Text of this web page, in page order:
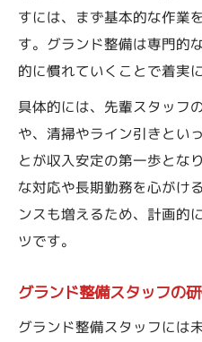
すには、まず基本的な作業
す。グランド整備は専門的
的に慣れていくことで着実
具体的には、先輩スタッフ
や、清掃やライン引きとい
とが収入安定の第一歩とな
な対応や長期勤務を心がけ
ンスも増えるため、計画的
ツです。
グランド整備スタッフの
グランド整備スタッフには